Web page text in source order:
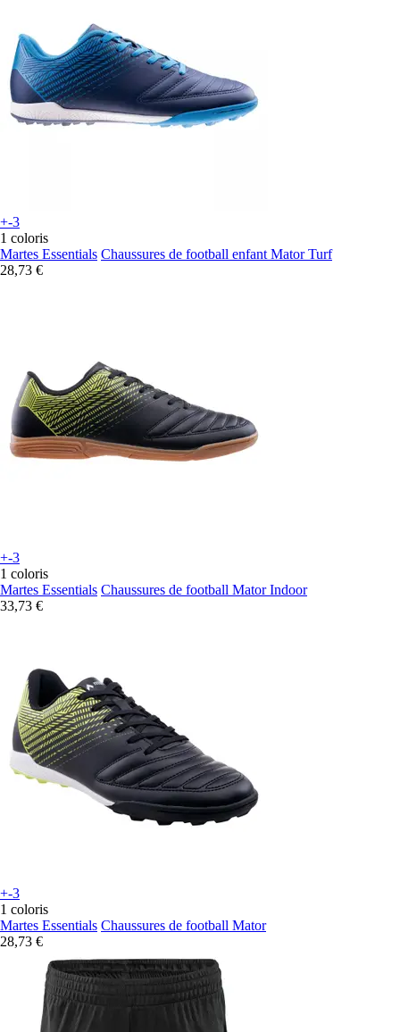
+-3
1 coloris
Martes Essentials Chaussures de football enfant Mator Turf
28,73 €
+-3
1 coloris
Martes Essentials Chaussures de football Mator Indoor
33,73 €
+-3
1 coloris
Martes Essentials Chaussures de football Mator
28,73 €